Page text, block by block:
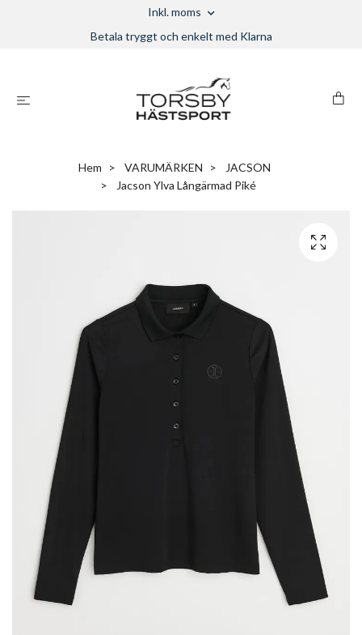
Inkl. moms
Betala tryggt och enkelt med Klarna
Hem VARUMÄRKEN
JACSON
Jacson Ylva Långärmad Piké